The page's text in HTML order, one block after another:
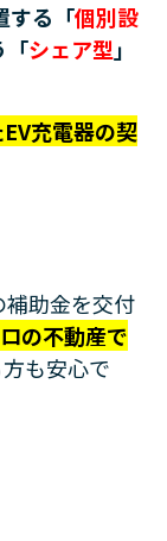
する「個別設
「シェア型 」
充電器の契
助金を交付
の不動産で
も安心で